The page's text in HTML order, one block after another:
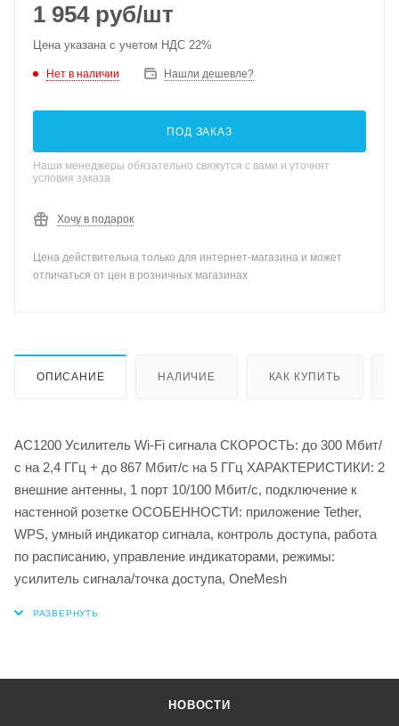
1 954руб/шт
Цена указана с учетом НДС 22%
Нет в наличии Нашли дешевле?
ПОД ЗАКАЗ
Наши менеджеры обязательно свяжутся с вами и уточнят
условия заказа
Хочу в подарок
Цена действительна только для интернет-магазина и может
отличаться от цен в розничных магазинах
ОПИСАНИЕ НАЛИЧИЕ КАК КУПИТЬ
AC1200 Усилитель Wi-Fi сигнала СКОРОСТЬ: до 300 Мбит/
с на 2,4 ГГц + до 867 Мбит/с на 5 ГГц ХАРАКТЕРИСТИКИ: 2
внешние антенны, 1 порт 10/100 Мбит/с, подключение к
настенной розетке ОСОБЕННОСТИ: приложение Tether,
WPS, умный индикатор сигнала, контроль доступа, работа
по расписанию, управление индикаторами, режимы:
усилитель сигнала/точка доступа, OneMesh
НОВОСТИ